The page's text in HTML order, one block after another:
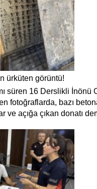
ürküten görüntü!
süren 16 Derslikli İnönü
fotoğraflarda, bazı
ve açığa çıkan donatı
teknik inceleme